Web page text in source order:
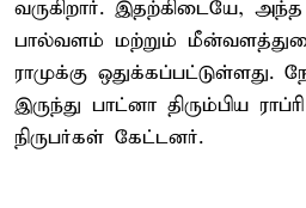
வருகிறார். இதற்கிடையே,
பால்வளம் மற்றும்
ராமுக்கு ஒதுக்கப்பட்டுள்ளது.
இருந்து பாட்னா திரும்பிய
நிருபர்கள் கேட்டனர்.